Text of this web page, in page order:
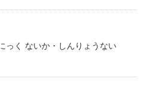
っく ないか・しんりょうない